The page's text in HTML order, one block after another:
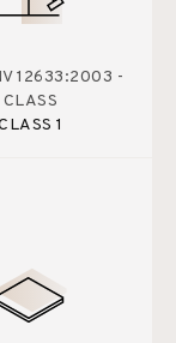
12633:2003 -
CLASS
1